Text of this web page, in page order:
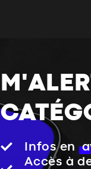
Infos en
Accès à